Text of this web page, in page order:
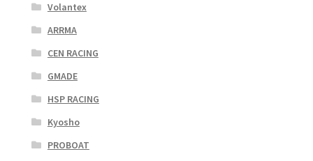
Volantex
ARRMA
CEN RACING
GMADE
HSP RACING
Kyosho
PROBOAT